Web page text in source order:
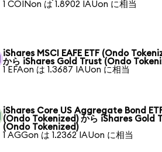
1 COINon は 1.8902 IAUon に相当
iShares MSCI EAFE ETF (Ondo
から iShares Gold Trust (Ondo
1 EFAon は 1.3687 IAUon に相当
iShares Core US Aggregate Bond
(Ondo Tokenized) から iShares Gold
(Ondo Tokenized)
1 AGGon は 1.2362 IAUon に相当